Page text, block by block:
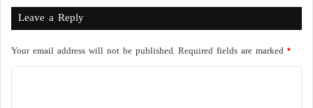
Leave a Reply
Your email address will not be published. Required fields are marked *